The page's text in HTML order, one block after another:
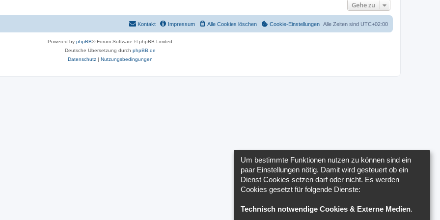
Gehe zu
Alle Zeiten sind UTC+02:00
Cookie-Einstellungen
Alle Cookies löschen
Impressum
Kontakt
Powered by phpBB® Forum Software © phpBB Limited
Deutsche Übersetzung durch phpBB.de
Datenschutz| Nutzungsbedingungen
Um bestimmte Funktionen nutzen zu können sind ein
paar Einstellungen nötig. Damit wird gesteuert ob ein
Dienst Cookies setzen darf oder nicht. Es werden
Cookies gesetzt für folgende Dienste:
Technisch notwendige Cookies & Externe Medien.